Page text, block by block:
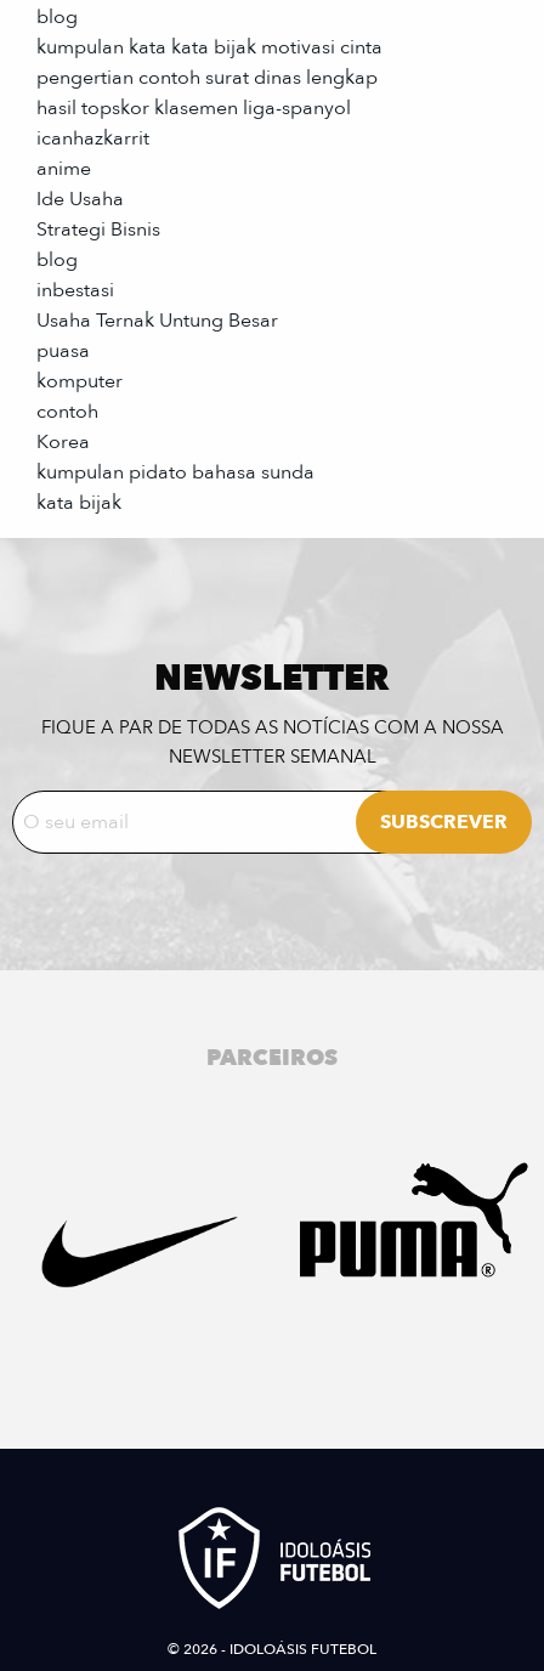
blog
kumpulan kata kata bijak motivasi cinta
pengertian contoh surat dinas lengkap
hasil topskor klasemen liga-spanyol
icanhazkarrit
anime
Ide Usaha
Strategi Bisnis
blog
inbestasi
Usaha Ternak Untung Besar
puasa
komputer
contoh
Korea
kumpulan pidato bahasa sunda
kata bijak
NEWSLETTER
FIQUE A PAR DE TODAS AS NOTÍCIAS COM A NOSSA
NEWSLETTER SEMANAL
PARCEIROS
© 2026 - IDOLOÁSIS FUTEBOL